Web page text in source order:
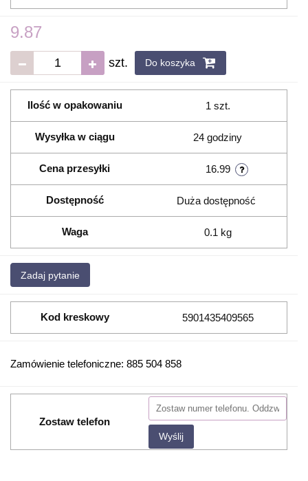
9.87
szt. Do koszyka
Ilość w opakowaniu 1 szt.
Wysyłka w ciągu 24 godziny
Cena przesyłki 16.99
Dostępność Duża dostępność
Waga 0.1 kg
Zadaj pytanie
Kod kreskowy 5901435409565
Zamówienie telefoniczne: 885 504 858
Zostaw telefon
Wyślij